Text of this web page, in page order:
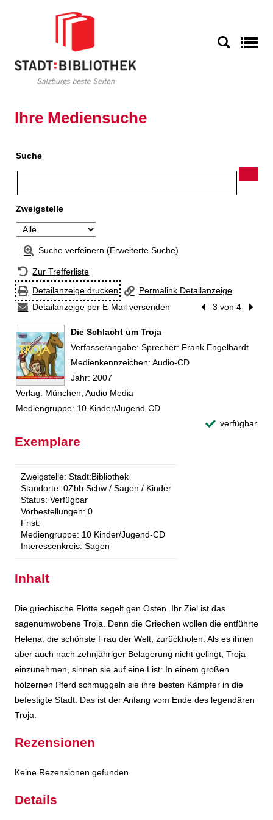
Ihre Mediensuche
Suche
Zweigstelle
Suche verfeinern (Erweiterte Suche)
Zur Trefferliste
Detailanzeige drucken
Permalink Detailanzeige
Detailanzeige per E-Mail versenden
Vorheriger Treffer
3 von 4
Die Schlacht um Troja
Suche nach diesem Verfasser
Verfasserangabe: Sprecher: Frank Engelhardt
Medienkennzeichen: Audio-CD
Jahr: 2007
Verlag: München, Audio Media
Mediengruppe: 10 Kinder/Jugend-CD
verfügbar
Exemplare
Zweigstelle: Stadt:Bibliothek
Standorte: 0Zbb Schw / Sagen / Kinder
Status: Verfügbar
Vorbestellungen: 0
Frist:
Mediengruppe: 10 Kinder/Jugend-CD
Interessenkreis: Sagen
Inhalt
Die griechische Flotte segelt gen Osten. Ihr Ziel ist das
sagenumwobene Troja. Denn die Griechen wollen die entführte
Helena, die schönste Frau der Welt, zurückholen. Als es ihnen
aber auch nach zehnjähriger Belagerung nicht gelingt, Troja
einzunehmen, sinnen sie auf eine List: In einem großen
hölzernen Pferd schmuggeln sie ihre besten Kämpfer in die
befestigte Stadt. Das ist der Anfang vom Ende des legendären
Troja.
Rezensionen
Keine Rezensionen gefunden.
Details